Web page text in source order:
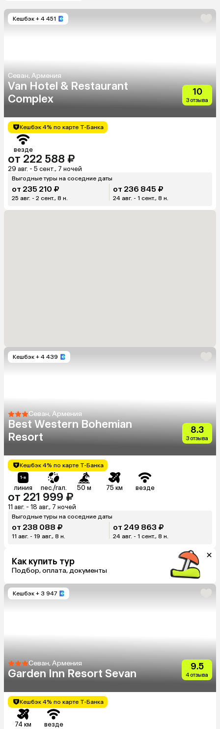
Кешбэк + 4 451
Севан, Армения
Van Hotel & Restaurant
Complex
10
3 отзыва
Кешбэк 4% по карте Т-Банка
везде
от 222 588 ₽
29 авг. - 5 сент., 7 ночей
Выгодные туры на соседние даты
от 235 210 ₽
25 авг. - 2 сент., 8 н.
от 236 845 ₽
24 авг. - 1 сент., 8 н.
Кешбэк + 4 439
Севан, Армения
Best Western Bohemian
Resort
8.3
3 отзыва
Кешбэк 4% по карте Т-Банка
линия пес./гал. 50 м 75 км везде
от 221 999 ₽
11 авг. - 18 авг., 7 ночей
Выгодные туры на соседние даты
от 238 088 ₽
11 авг. - 19 авг., 8 н.
от 249 863 ₽
24 авг. - 1 сент., 8 н.
Как купить тур
Подбор, оплата, документы
Кешбэк + 3 947
Севан, Армения
Garden Inn Resort Sevan
9.5
4 отзыва
Кешбэк 4% по карте Т-Банка
74 км везде